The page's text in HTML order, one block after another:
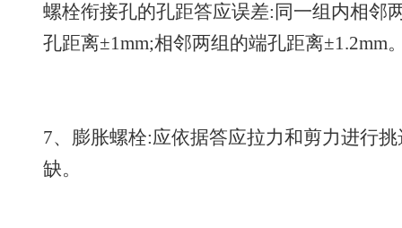
螺栓衔接孔的孔距答应误差:同一组内相邻
孔距离±1mm;相邻两组的端孔距离±1.2mm
7、膨胀螺栓:应依据答应拉力和剪力进行
缺。